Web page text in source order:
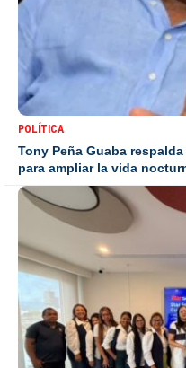
POLÍTICA
Tony Peña Guaba
para ampliar la vida